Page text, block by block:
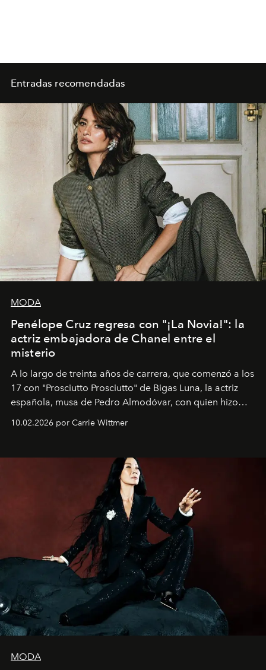
Entradas recomendadas
MODA
Penélope Cruz regresa con "¡La Novia!": la
actriz embajadora de Chanel entre el
misterio
A lo largo de treinta años de carrera, que comenzó a los
17 con "Prosciutto Prosciutto" de Bigas Luna, la actriz
española, musa de Pedro Almodóvar, con quien hizo
Barcelona", ha dividido su tiempo entre Europa y
dirigida por Maggie Gyllenhaal.
10.02.2026 por Carrie Wittmer
MODA